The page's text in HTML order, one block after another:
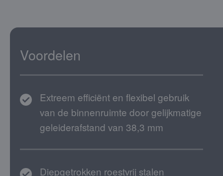
Voordelen
Extreem efficiënt en flexibel gebruik
van de binnenruimte door gelijkmatige
geleiderafstand van 38,3 mm
Diepgetrokken roestvrij stalen